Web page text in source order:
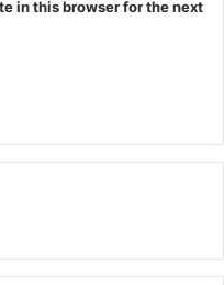
in this browser for the next